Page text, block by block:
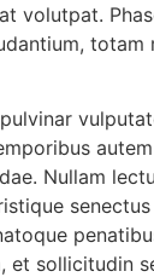
volutpat.
Nullam
sollicitudin